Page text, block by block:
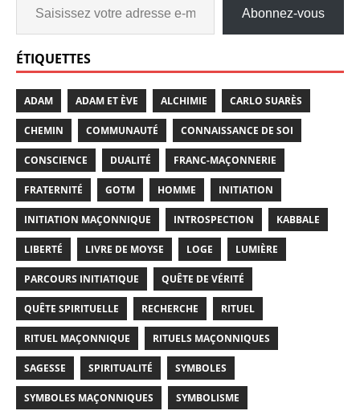
Abonnez-vous
ÉTIQUETTES
ADAM ADAM ET ÈVE ALCHIMIE CARLO SUARÈS
CHEMIN COMMUNAUTÉ CONNAISSANCE DE SOI
CONSCIENCE DUALITÉ FRANC-MAÇONNERIE
FRATERNITÉ GOTM HOMME INITIATION
INITIATION MAÇONNIQUE INTROSPECTION KABBALE
LIBERTÉ LIVRE DE MOYSE LOGE LUMIÈRE
PARCOURS INITIATIQUE QUÊTE DE VÉRITÉ
QUÊTE SPIRITUELLE RECHERCHE RITUEL
RITUEL MAÇONNIQUE RITUELS MAÇONNIQUES
SAGESSE SPIRITUALITÉ SYMBOLES
SYMBOLES MAÇONNIQUES SYMBOLISME